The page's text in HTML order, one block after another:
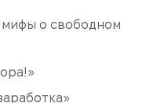
мифы о свободном